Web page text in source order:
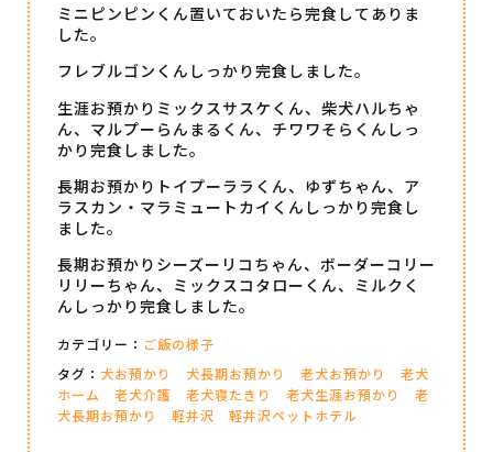
ミニピンピンくん置いておいたら完食してありま
した。
フレブルゴンくんしっかり完食しました。
生涯お預かりミックスサスケくん、柴犬ハルちゃ
ん、マルプーらんまるくん、チワワそらくんしっ
かり完食しました。
長期お預かりトイプーララくん、ゆずちゃん、ア
ラスカン・マラミュートカイくんしっかり完食し
ました。
長期お預かりシーズーリコちゃん、ボーダーコリー
リリーちゃん、ミックスコタローくん、ミルクく
んしっかり完食しました。
カテゴリー： ご飯の様子
タグ： 犬お預かり 犬長期お預かり 老犬お預かり
老犬
ホーム
老犬介護 老犬寝たきり 老犬生涯お預かり
老
犬長期お預かり
軽井沢 軽井沢ペットホテル